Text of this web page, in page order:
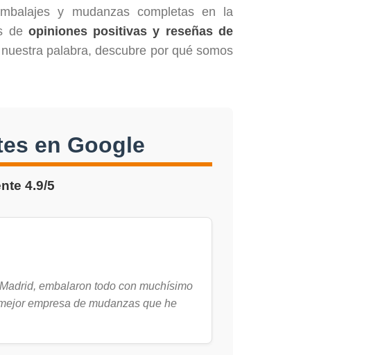
y mudanzas completas en la
de opiniones positivas y reseñas de
palabra, descubre por qué somos
en Google
4.9/5
embalaron todo con muchísimo
empresa de mudanzas que he